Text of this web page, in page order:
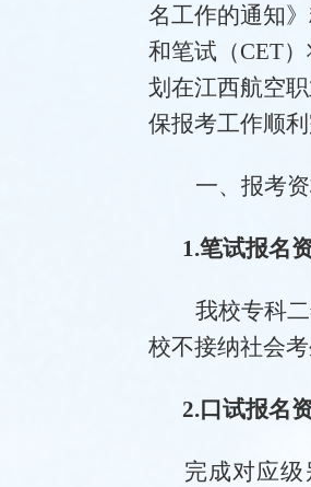
名工作的通知
和笔试（CET
划在江西航空
保报考工作顺
一、报考
1.笔试报名
我校专科
校不接纳社会
2.口试报名
完成对应